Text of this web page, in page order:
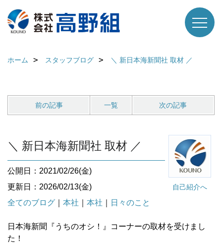
ホーム スタッフブログ ＼ 新日本海新聞社 取材 ／
前の記事 一覧 次の記事
自己紹介へ
＼ 新日本海新聞社 取材 ／
公開日：2021/02/26(金)
更新日：2026/02/13(金)
全てのブログ
本社 本社 日々のこと
日本海新聞『うちのオシ！』コーナーの取材を受けまし
た！